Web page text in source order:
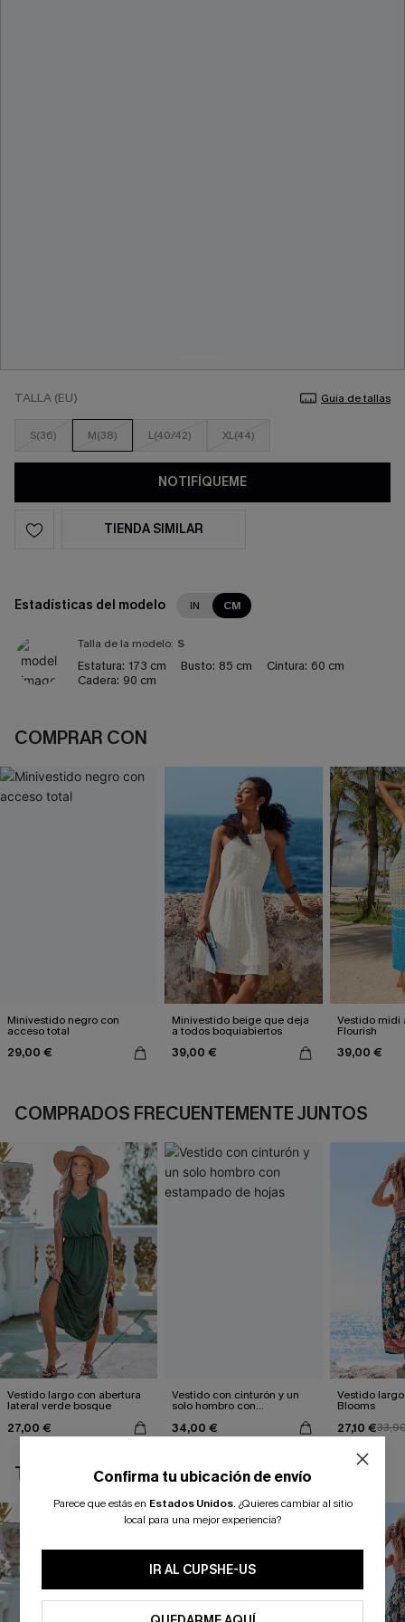
TALLA (EU) Guía de tallas
S(36) M(38) L(40/42) XL(44)
NOTIFÍQUEME
TIENDA SIMILAR
Estadísticas del modelo IN CM
Talla de la modelo: S
Estatura: 173 cm Busto: 85 cm Cintura: 60 cm
Cadera: 90 cm
COMPRAR CON
Minivestido negro con
acceso total
29,00 €
Minivestido beige que deja
a todos boquiabiertos
39,00 €
Vestido midi
Flourish
39,00 €
COMPRADOS FRECUENTEMENTE JUNTOS
Vestido largo con abertura
lateral verde bosque
27,00 €
Vestido con cinturón y un
solo hombro con
34,00 €
Vestido
Blooms
27,10 €
TAMBIÉN TE PUEDE GUSTAR
Confirma tu ubicación de envío
Parece que estás en Estados Unidos. ¿Quieres cambiar al sitio
local para una mejor experiencia?
IR AL CUPSHE-US